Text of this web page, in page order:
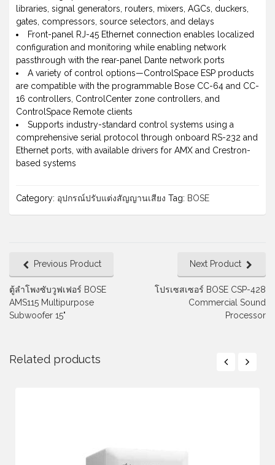
libraries, signal generators, routers, mixers, AGCs, duckers,
gates, compressors, source selectors, and delays
Front-panel RJ-45 Ethernet connection enables localized
configuration and monitoring while enabling network
passthrough with the rear-panel Dante network ports
A variety of control options—ControlSpace ESP products
are compatible with the programmable Bose CC-64 and CC-
16 controllers, ControlCenter zone controllers, and
ControlSpace Remote clients
Supports industry-standard control systems using a
comprehensive serial protocol through onboard RS-232 and
Ethernet ports, with available drivers for AMX and Crestron-
based systems
Category: อุปกรณ์ปรับแต่งสัญญานเสียง Tag: BOSE
Previous Product
ตู้ลำโพงซับวูฟเฟอร์ BOSE
AMS115 Multipurpose
Subwoofer 15"
Next Product
โปรเซสเซอร์ BOSE CSP-428
Commercial Sound
Processor
Related products